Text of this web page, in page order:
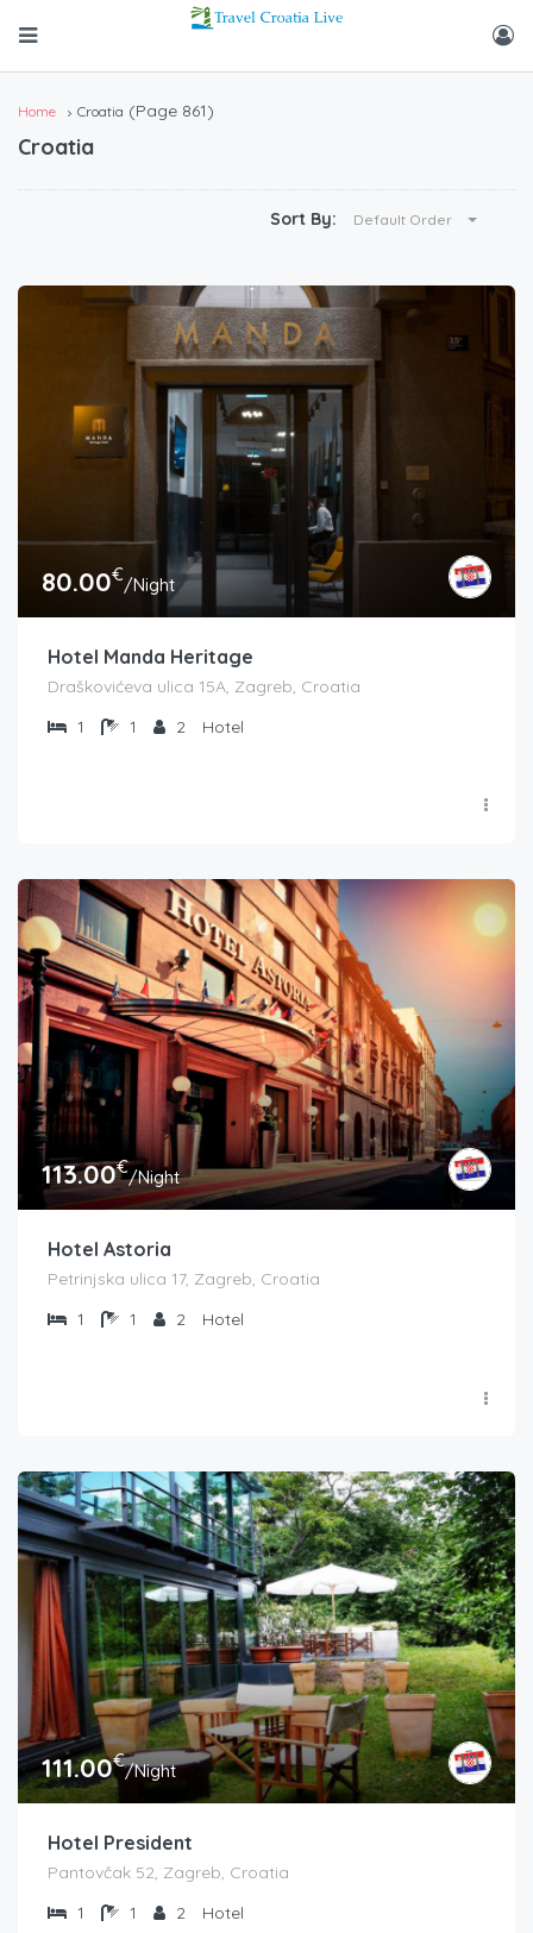
Home Croatia (Page 861)
Croatia
Sort By: Default Order
80.00€/Night
Hotel Manda Heritage
Draškovićeva ulica 15A, Zagreb, Croatia
1
1 2 Hotel
113.00€/Night
Hotel Astoria
Petrinjska ulica 17, Zagreb, Croatia
1
1 2 Hotel
111.00€/Night
Hotel President
Pantovčak 52, Zagreb, Croatia
1
1 2 Hotel